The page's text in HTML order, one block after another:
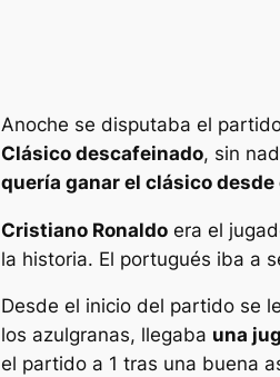
Anoche se disputaba el
Clásico descafeinado, sin
quería ganar el clásico desde
Cristiano Ronaldo era el
la historia. El portugués iba a
Desde el inicio del partido se
los azulgranas, llegaba una
el partido a 1 tras una buena